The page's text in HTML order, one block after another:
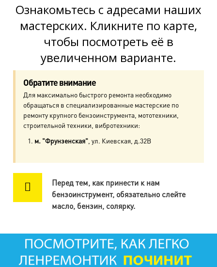
пр. Просвещения, д.20
м. Пр. Ветеранов
пр. Ветеранов, д.9
м. Ул. Дыбенко
м. Комендантский пр.
пр. Авиаконструкторов, д.4
м. Приморская
пр. Науки, д.8, к.1
м. Озерки, м. Пр. Просвещения
м. Автово
пр. Маршала Жукова, д.35, к.3
Ознакомьтесь с адресами наших
мастерских. Кликните по карте,
чтобы посмотреть её в
увеличенном варианте.
Обратите внимание
Для максимально быстрого ремонта необходимо
обращаться в специализированные мастерские по
ремонту крупного бензоинструмента, мототехники,
строительной техники, вибротехники:
м. "Фрунзенская" , ул. Киевская, д.32В
Перед тем, как принести к нам
бензоинструмент, обязательно слейте
масло, бензин, солярку.